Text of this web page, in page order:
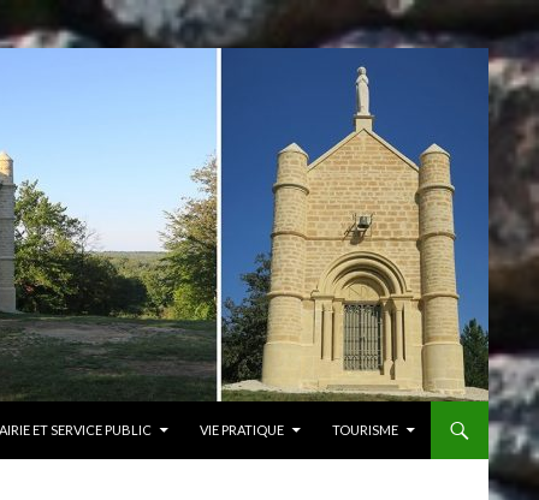
ET SERVICE PUBLIC VIE PRATIQUE TOURISME